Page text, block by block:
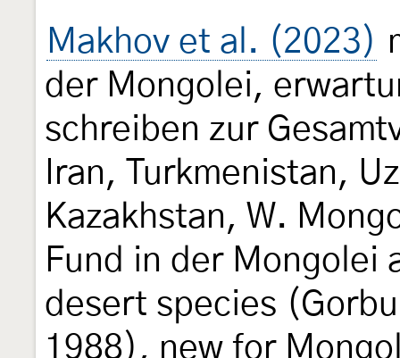
Makhov et al. (2023)
der Mongolei,
schreiben zur
Iran, Turkmenistan,
Kazakhstan, W.
Fund in der Mongolei
desert species
1988), new for